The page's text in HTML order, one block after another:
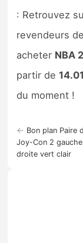
: Retrouvez
revendeurs
acheter NBA
partir de
du moment !
← Bon plan Paire
Joy-Con 2
droite vert clair